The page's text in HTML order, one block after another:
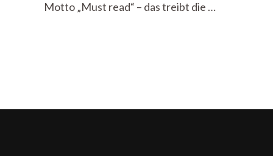
Motto „Must read“ – das treibt die …